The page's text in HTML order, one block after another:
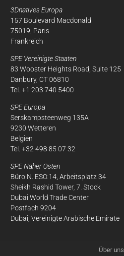
3Dnatives Europa
157 Boulevard Macdonald
75019, Paris
Frankreich
SPE Vereinigte Staaten
83 Wooster Heights Road, Suite 125
Danbury, CT 06810
Tel. +1 203 740 5400
SPE Europa
Serskampsteenweg 135A
9230 Wetteren
Belgien
Tel. +32 498 85 07 32
SPE Naher Osten
Büro N. ESO:14, Arbeitsplatz 34
Sheikh Rashid Tower, 7. Stock
Dubai World Trade Center
Postfach 9204
Dubai, Vereinigte Arabische Emirate
Über uns